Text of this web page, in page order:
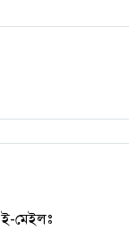
ই-মেইলঃ